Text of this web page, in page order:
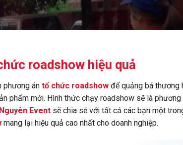
roadshow hiệu quả
phương án tổ chức roadshow để quảng bá thương
phẩm mới. Hình thức chạy roadshow sẽ là
Event sẽ chia sẻ với tất cả các bạn một
mang lại hiệu quả cao nhất cho doanh nghiệp.